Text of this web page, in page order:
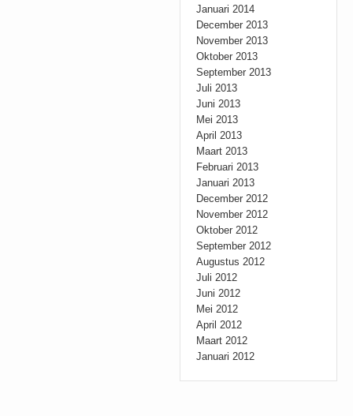
Januari 2014
December 2013
November 2013
Oktober 2013
September 2013
Juli 2013
Juni 2013
Mei 2013
April 2013
Maart 2013
Februari 2013
Januari 2013
December 2012
November 2012
Oktober 2012
September 2012
Augustus 2012
Juli 2012
Juni 2012
Mei 2012
April 2012
Maart 2012
Januari 2012